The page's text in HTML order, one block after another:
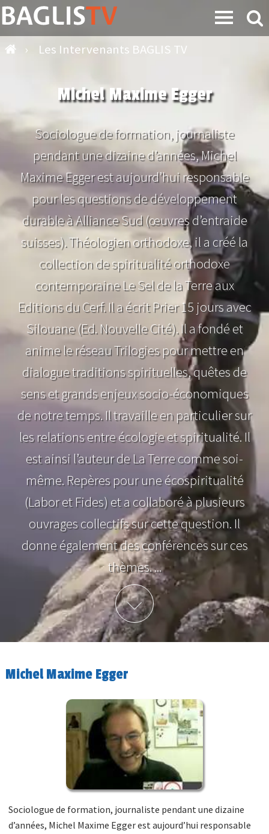
› Les Intervenants BAGLIS TV
Michel Maxime Egger
Sociologue de formation, journaliste
pendant une dizaine d’années, Michel
Maxime Egger est aujourd’hui responsable
pour les questions de développement
durable à Alliance Sud (œuvres d’entraide
suisses). Théologien orthodoxe, il a créé la
collection de spiritualité orthodoxe
contemporaine Le Sel de la Terre aux
Editions du Cerf. Il a écrit Prier 15 jours avec
Silouane (Ed. Nouvelle Cité). Il a fondé et
anime le réseau Trilogies pour mettre en
dialogue traditions spirituelles, quêtes de
sens et grands enjeux socio-économiques
de notre temps. Il travaille en particulier sur
les relations entre écologie et spiritualité. Il
est ainsi l’auteur de La Terre comme soi-
même. Repères pour une écospiritualité
(Labor et Fides) et a collaboré à plusieurs
ouvrages collectifs sur cette question. Il
donne également des conférences sur ces
thèmes. ...
Plus d'info
Michel Maxime Egger
Sociologue de formation, journaliste pendant une dizaine
d’années, Michel Maxime Egger est aujourd’hui responsable